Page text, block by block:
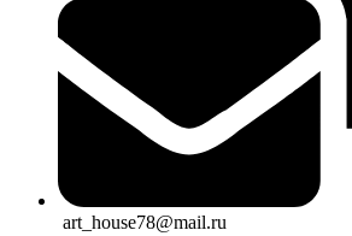
art_house78@mail.ru